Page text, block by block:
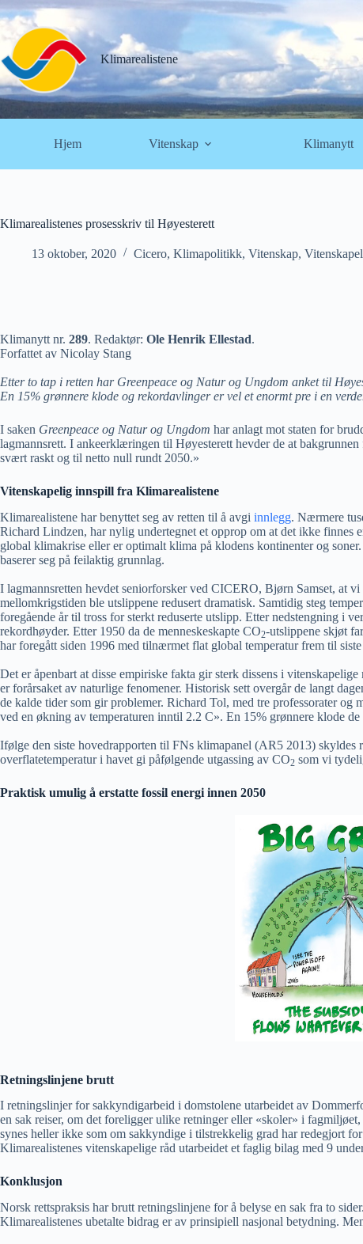
Hopp
til
innholdet
Klimarealistene
Hjem Vitenskap Klimanytt
Klimarealistenes prosesskriv til Høyesterett
13 oktober, 2020 Cicero, Klimapolitikk, Vitenskap,
Klimanytt nr. 289. Redaktør: Ole Henrik Ellestad.
Forfattet av Nicolay Stang
Etter to tap i retten har Greenpeace og Natur og Ungdom anket til
En 15% grønnere klode og rekordavlinger er vel et enormt pre i en
I saken Greenpeace og Natur og Ungdom har anlagt mot staten for
lagmannsrett. I ankeerklæringen til Høyesterett hevder de at
svært raskt og til netto null rundt 2050.»
Vitenskapelig innspill fra Klimarealistene
Klimarealistene har benyttet seg av retten til å avgi innlegg. Nærmere
Richard Lindzen, har nylig undertegnet et opprop om at det ikke finnes
global klimakrise eller er optimalt klima på klodens kontinenter og
baserer seg på feilaktig grunnlag.
I lagmannsretten hevdet seniorforsker ved CICERO, Bjørn Samset, at
mellomkrigstiden ble utslippene redusert dramatisk. Samtidig steg
foregående år til tross for sterkt reduserte utslipp. Etter nedstengning i
rekordhøyder. Etter 1950 da de menneskeskapte CO2-utslippene skjøt
har foregått siden 1996 med tilnærmet flat global temperatur frem til
Det er åpenbart at disse empiriske fakta gir sterk dissens i
er forårsaket av naturlige fenomener. Historisk sett overgår de langt
de kalde tider som gir problemer. Richard Tol, med tre professorater
ved en økning av temperaturen inntil 2.2 C». En 15% grønnere klode de
Ifølge den siste hovedrapporten til FNs klimapanel (AR5 2013) skyldes
overflatetemperatur i havet gi påfølgende utgassing av CO2 som vi
Praktisk umulig å erstatte fossil energi innen 2050
Retningslinjene brutt
I retningslinjer for sakkyndigarbeid i domstolene utarbeidet av
en sak reiser, om det foreligger ulike retninger eller «skoler» i
synes heller ikke som om sakkyndige i tilstrekkelig grad har redegjort
Klimarealistenes vitenskapelige råd utarbeidet et faglig bilag med 9
Konklusjon
Norsk rettspraksis har brutt retningslinjene for å belyse en sak fra to
Klimarealistenes ubetalte bidrag er av prinsipiell nasjonal betydning.